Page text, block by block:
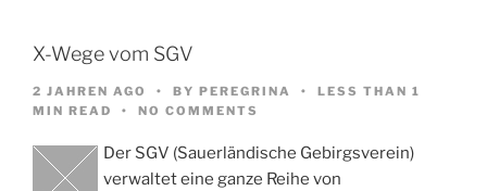
X-Wege vom SGV
2 JAHREN AGO BY PEREGRINA
LESS THAN 1
MIN READ
NO COMMENTS
Der SGV (Sauerländische Gebirgsverein)
verwaltet eine ganze Reihe von